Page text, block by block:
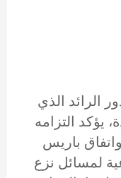
الرائد الذي
يؤكد التزامه
بأجندة التنمية المستدامة 2030 واتفاق باريس
لمسائل نزع